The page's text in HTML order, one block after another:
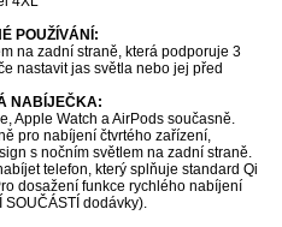
POUŽÍVÁNÍ:
na zadní straně, která podporuje 3
nastavit jas světla nebo jej před
NABÍJEČKA:
Apple Watch a AirPods současně.
pro nabíjení čtvrtého zařízení,
s nočním světlem na zadní straně.
telefon, který splňuje standard Qi
dosažení funkce rychlého nabíjení
dodávky).